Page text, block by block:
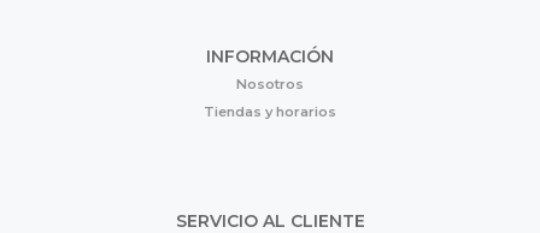
INFORMACIÓN
Nosotros
Tiendas y horarios
SERVICIO AL CLIENTE